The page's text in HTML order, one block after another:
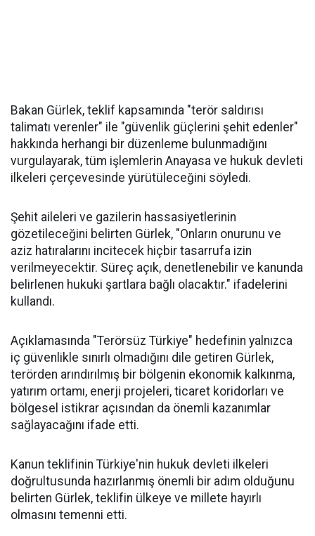
Bakan Gürlek, teklif kapsamında "terör saldırısı
talimatı verenler" ile "güvenlik güçlerini şehit edenler"
hakkında herhangi bir düzenleme bulunmadığını
vurgulayarak, tüm işlemlerin Anayasa ve hukuk devleti
ilkeleri çerçevesinde yürütüleceğini söyledi.
Şehit aileleri ve gazilerin hassasiyetlerinin
gözetileceğini belirten Gürlek, "Onların onurunu ve
aziz hatıralarını incitecek hiçbir tasarrufa izin
verilmeyecektir. Süreç açık, denetlenebilir ve kanunda
belirlenen hukuki şartlara bağlı olacaktır." ifadelerini
kullandı.
Açıklamasında "Terörsüz Türkiye" hedefinin yalnızca
iç güvenlikle sınırlı olmadığını dile getiren Gürlek,
terörden arındırılmış bir bölgenin ekonomik kalkınma,
yatırım ortamı, enerji projeleri, ticaret koridorları ve
bölgesel istikrar açısından da önemli kazanımlar
sağlayacağını ifade etti.
Kanun teklifinin Türkiye'nin hukuk devleti ilkeleri
doğrultusunda hazırlanmış önemli bir adım olduğunu
belirten Gürlek, teklifin ülkeye ve millete hayırlı
olmasını temenni etti.